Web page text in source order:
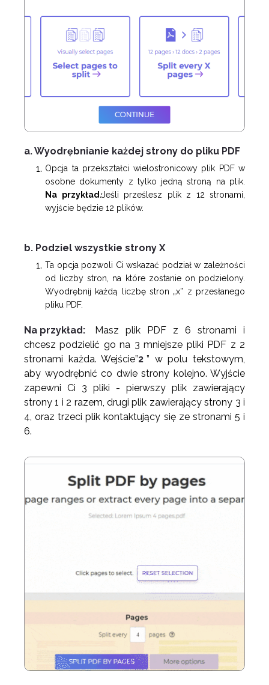
a. Wyodrębnianie każdej strony do pliku PDF
Opcja ta przekształci wielostronicowy plik PDF w
osobne dokumenty z tylko jedną stroną na plik.
Na przykład:Jeśli prześlesz plik z 12 stronami,
wyjście będzie 12 plików.
b. Podziel wszystkie strony X
Ta opcja pozwoli Ci wskazać podział w zależności
od liczby stron, na które zostanie on podzielony.
Wyodrębnij każdą liczbę stron „x” z przesłanego
pliku PDF.
Na przykład:
Masz plik PDF z 6 stronami i
chcesz podzielić go na 3 mniejsze pliki PDF z 2
stronami każda. Wejście”2 ” w polu tekstowym,
aby wyodrębnić co dwie strony kolejno. Wyjście
zapewni Ci 3 pliki - pierwszy plik zawierający
strony 1 i 2 razem, drugi plik zawierający strony 3 i
4, oraz trzeci plik kontaktujący się ze stronami 5 i
6.